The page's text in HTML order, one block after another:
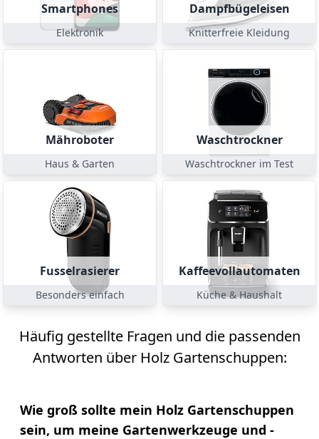
Smartphones
Elektronik
Dampfbügeleisen
Knitterfreie Kleidung
Mähroboter
Haus & Garten
Waschtrockner
Waschtrockner im Test
Fusselrasierer
Besonders einfach
Kaffeevollautomaten
Küche & Haushalt
Häufig gestellte Fragen und die passenden
Antworten über Holz Gartenschuppen:
Wie groß sollte mein Holz Gartenschuppen
sein, um meine Gartenwerkzeuge und -